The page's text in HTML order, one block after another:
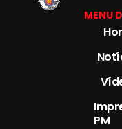
MENU
PM